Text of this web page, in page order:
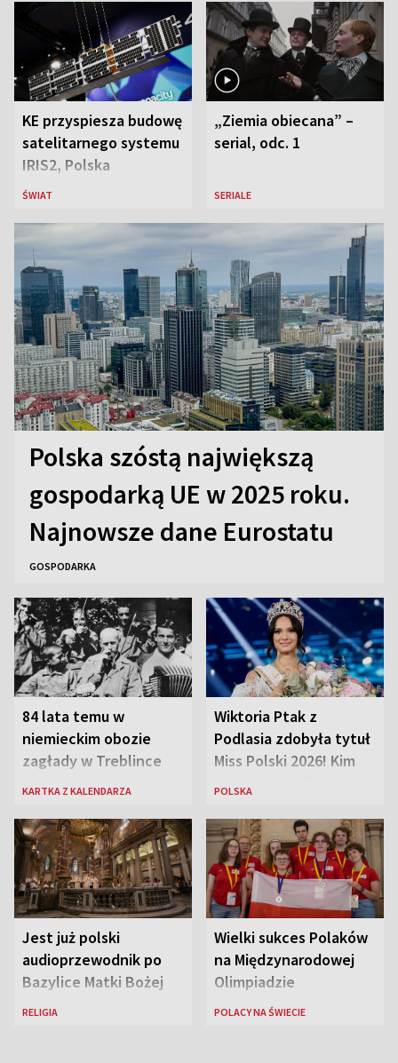
KE przyspiesza budowę
satelitarnego systemu
IRIS2, Polska
przeznaczy 656 mln
ŚWIAT
„Ziemia obiecana” –
serial, odc. 1
SERIALE
Polska szóstą największą
gospodarką UE w 2025 roku.
Najnowsze dane Eurostatu
GOSPODARKA
84 lata temu w
niemieckim obozie
zagłady w Treblince
zmarł Janusz Korczak
KARTKA Z KALENDARZA
Wiktoria Ptak z
Podlasia zdobyła tytuł
Miss Polski 2026! Kim
jest nowa królowa
POLSKA
Jest już polski
audioprzewodnik po
Bazylice Matki Bożej
Większej w Rzymie
RELIGIA
Wielki sukces Polaków
na Międzynarodowej
Olimpiadzie
Lingwistycznej
POLACY NA ŚWIECIE